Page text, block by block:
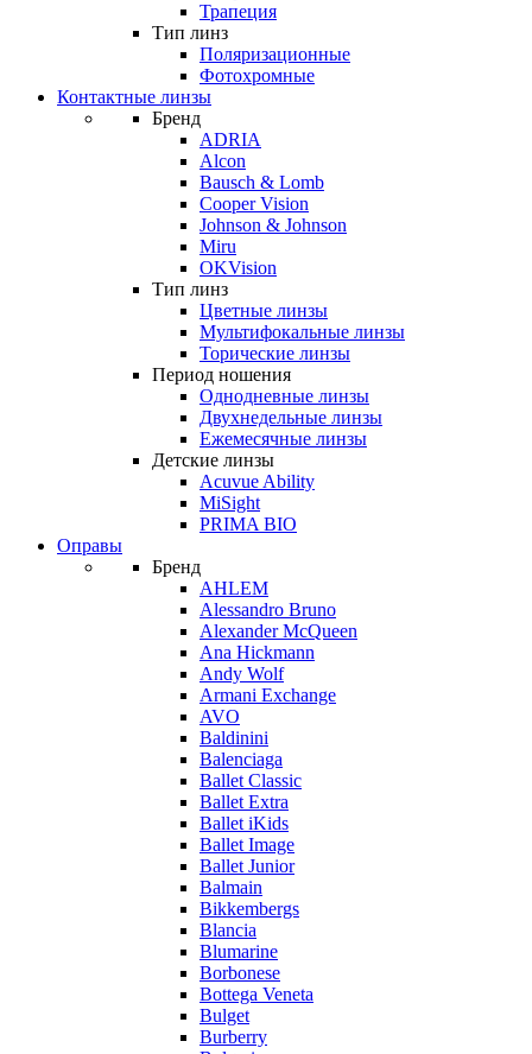
Трапеция
Тип линз
Поляризационные
Фотохромные
Контактные линзы
Бренд
ADRIA
Alcon
Bausch & Lomb
Cooper Vision
Johnson & Johnson
Miru
OKVision
Тип линз
Цветные линзы
Мультифокальные линзы
Торические линзы
Период ношения
Однодневные линзы
Двухнедельные линзы
Ежемесячные линзы
Детские линзы
Acuvue Ability
MiSight
PRIMA BIO
Оправы
Бренд
AHLEM
Alessandro Bruno
Alexander McQueen
Ana Hickmann
Andy Wolf
Armani Exchange
AVO
Baldinini
Balenciaga
Ballet Classic
Ballet Extra
Ballet iKids
Ballet Image
Ballet Junior
Balmain
Bikkembergs
Blancia
Blumarine
Borbonese
Bottega Veneta
Bulget
Burberry